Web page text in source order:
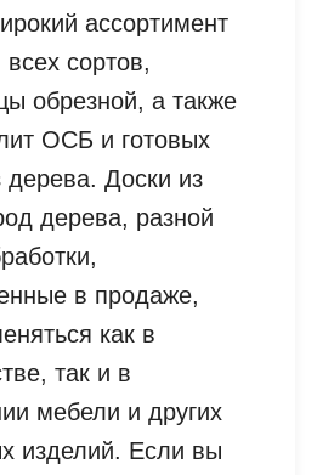
ассортимент
сортов,
обрезной, а также
ОСБ и готовых
дерева. Доски из
дерева, разной
в продаже,
как в
так и в
мебели и других
изделий. Если вы